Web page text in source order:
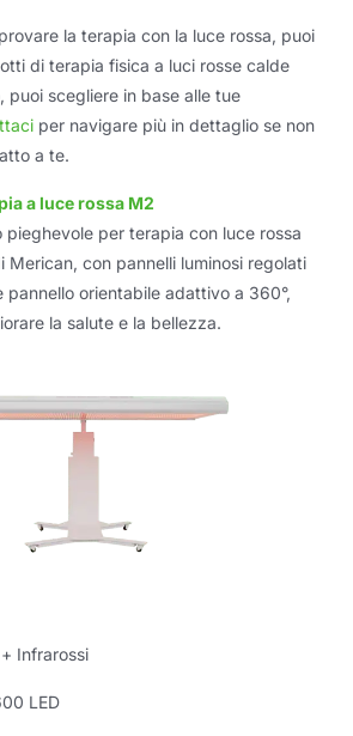
la terapia con la luce rossa, puoi
di terapia fisica a luci rosse calde
puoi scegliere in base alle tue
per navigare più in dettaglio se non
a te.
a luce rossa M2
per terapia con luce rossa
Merican, con pannelli luminosi regolati
orientabile adattivo a 360°,
la salute e la bellezza.
Infrarossi
LED